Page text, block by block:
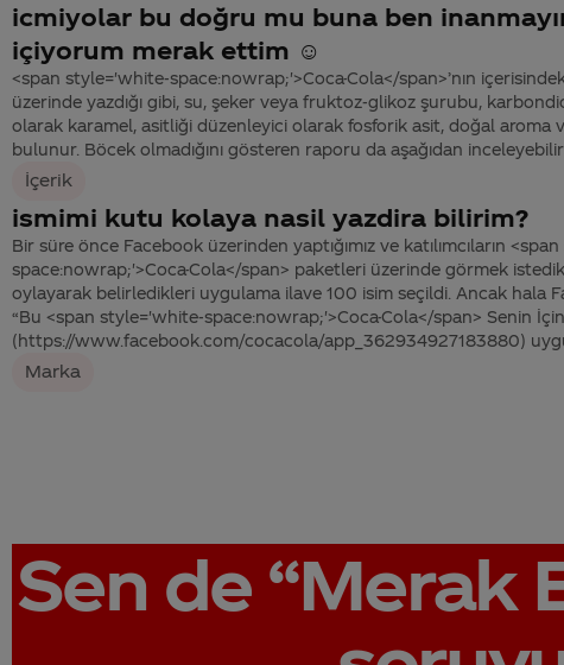
icmiyolar bu doğru mu buna ben
içiyorum merak ettim ☺
<span style='white-space:nowrap;'>Coca-Cola</span>’nın
üzerinde yazdığı gibi, su, şeker veya fruktoz-glikoz şurubu,
olarak karamel, asitliği düzenleyici olarak fosforik asit, doğal aroma
bulunur. Böcek olmadığını gösteren raporu da aşağıdan
İçerik
ismimi kutu kolaya nasil yazdira bilirim?
Bir süre önce Facebook üzerinden yaptığımız ve katılımcıların
space:nowrap;'>Coca-Cola</span> paketleri üzerinde görmek
oylayarak belirledikleri uygulama ilave 100 isim seçildi. Ancak hala
“Bu <span style='white-space:nowrap;'>Coca-Cola</span> Senin
(https://www.facebook.com/cocacola/app_362934927183880)
Marka
Sen de “Merak